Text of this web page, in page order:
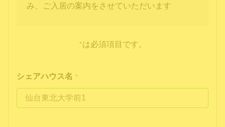
み、ご入居の案内をさせていただいます
*は必須項目です。
シェアハウス名 *